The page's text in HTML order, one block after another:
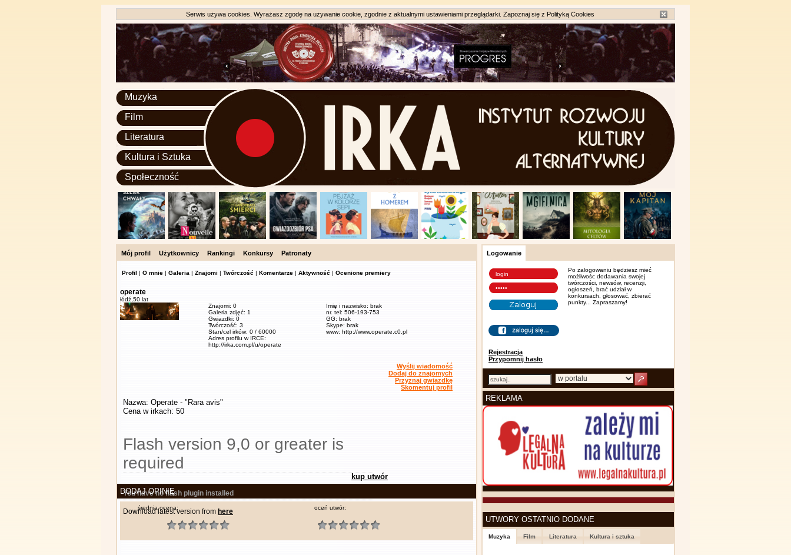
Serwis używa cookies. Wyrażasz zgodę na używanie cookie, zgodnie z aktualnymi ustawieniami przeglądarki. Zapoznaj się z Polityką Cookies
Muzyka
Film
Literatura
Kultura i Sztuka
Społeczność
Mój profil Użytkownicy Rankingi Konkursy Patronaty
Profil | O mnie | Galeria | Znajomi | Twórczość | Komentarze | Aktywność | Ocenione premiery
operate
łódź, 50 lat
Znajomi: 0
Galeria zdjęć: 1
Gwiazdki: 0
Twórczość: 3
Stan/cel irków: 0 / 60000
Adres profilu w IRCE:
http://irka.com.pl/u/operate
Imię i nazwisko: brak
nr. tel: 506-193-753
GG: brak
Skype: brak
www: http://www.operate.c0.pl
Wyślij wiadomość
Dodaj do znajomych
Przyznaj gwiazdkę
Skomentuj profil
Nazwa: Operate - "Rara avis"
Cena w irkach: 50
Flash version 9,0 or greater is
required
You have no flash plugin installed
Download latest version from here
kup utwór
DODAJ OPINIĘ
średnia ocena: oceń utwór:
Logowanie
Rejestracja
Przypomnij hasło
Po zalogowaniu będziesz mieć
możliwośc dodawania swojej
twórczości, newsów, recenzji,
ogłoszeń, brać udział w
konkursach, głosować, zbierać
punkty... Zapraszamy!
REKLAMA
UTWORY OSTATNIO DODANE
Muzyka Film Literatura Kultura i sztuka